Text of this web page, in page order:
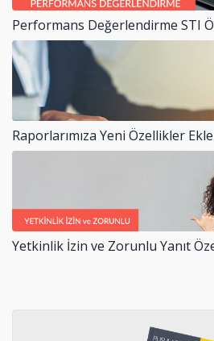
Performans Değerlendirme STI
Raporlarımıza Yeni Özellikler
Yetkinlik İzin ve Zorunlu Yanıt